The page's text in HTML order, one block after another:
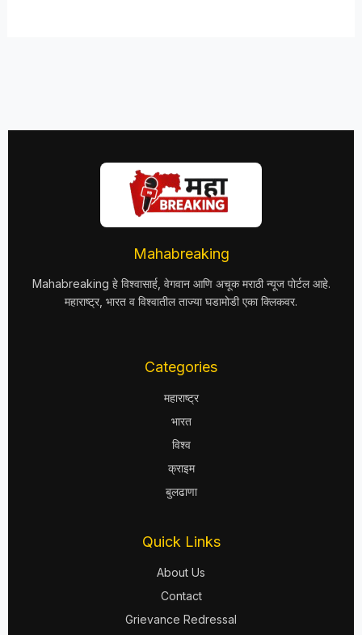
Mahabreaking
Mahabreaking हे विश्वासार्ह, वेगवान आणि अचूक मराठी न्यूज पोर्टल आहे.
महाराष्ट्र, भारत व विश्वातील ताज्या घडामोडी एका क्लिकवर.
Categories
महाराष्ट्र
भारत
विश्व
क्राइम
बुलढाणा
Quick Links
About Us
Contact
Grievance Redressal